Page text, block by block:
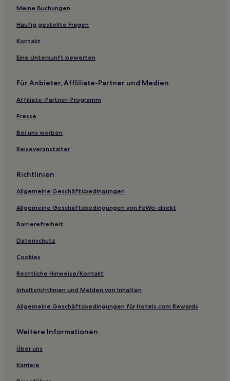
Chase: Hotels
Nazeing Hotels
Hotels nahe Bahnhof St James Street
Hotels nahe Angel Building
West Finchley: Hotels
Gasthäuser in Portland Place
Ferienwohnungen in Portland Place
Gasthäuser in Newham
Gasthäuser in Brick Lane
Ferienwohnungen in London
Hostels in London
B&B in Tower Hamlets
Ferienwohnungen in Ilford
Aparthotels in Leather Lane
Ferienwohnungen in Leather Lane
Gasthöfe in England
Hostels in England
Lgbtqia-Freundliche nahe Regent Street
Business nahe Brick Lane
Hotels mit Küchenzeile nahe Brick Lane
Hotels mit inbegriffenem Frühstück in England
Meine Buchungen
Häufig gestellte Fragen
Kontakt
Eine Unterkunft bewerten
Für Anbieter, Affliliate-Partner und Medien
Affiliate-Partner-Programm
Presse
Bei uns werben
Reiseveranstalter
Richtlinien
Allgemeine Geschäftsbedingungen
Allgemeine Geschäftsbedingungen von FeWo-direkt
Barrierefreiheit
Datenschutz
Cookies
Rechtliche Hinweise/Kontakt
Inhaltsrichtlinien und Melden von Inhalten
Allgemeine Geschäftsbedingungen für Hotels.com Rewards
Weitere Informationen
Über uns
Karriere